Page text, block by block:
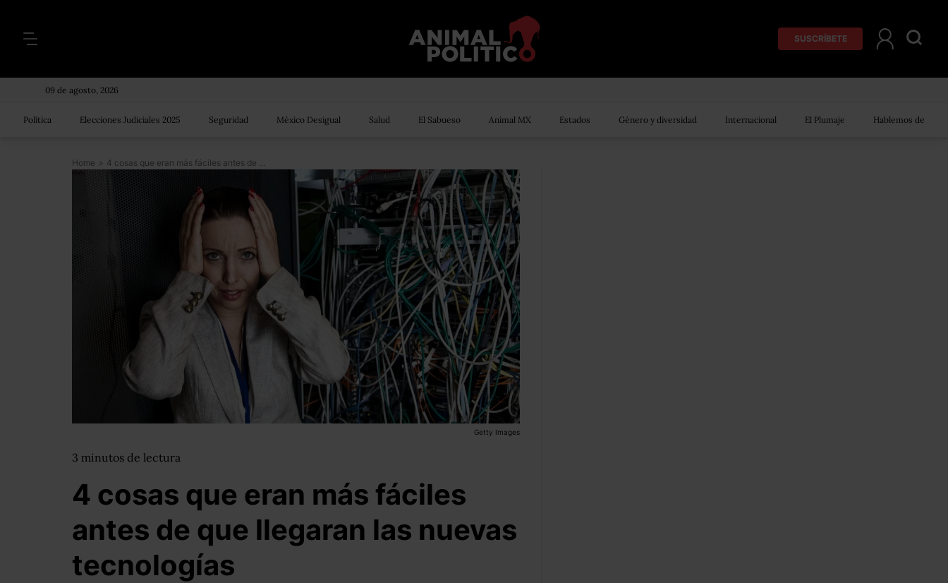
SUSCRÍBETE
09 de agosto, 2026
Política Elecciones Judiciales 2025 Seguridad México Desigual Salud El Sabueso Animal MX Estados Género y diversidad Internacional El Plumaje Hablemos de
Home > 4 cosas que eran más fáciles antes de que llegaran las nuevas tecnologías
Getty Images
3 minutos de lectura
4 cosas que eran más fáciles
antes de que llegaran las nuevas
tecnologías